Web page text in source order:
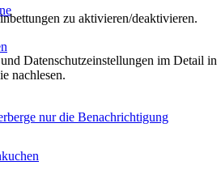
zu aktivieren/deaktivieren.
Datenschutzeinstellungen im Detail in
nachlesen.
nur die Benachrichtigung